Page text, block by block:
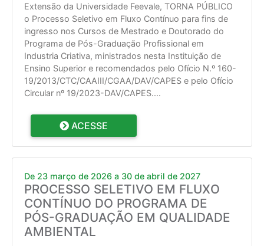
Extensão da Universidade Feevale, TORNA PÚBLICO
o Processo Seletivo em Fluxo Contínuo para fins de
ingresso nos Cursos de Mestrado e Doutorado do
Programa de Pós-Graduação Profissional em
Industria Criativa, ministrados nesta Instituição de
Ensino Superior e recomendados pelo Ofício N.º 160-
19/2013/CTC/CAAIII/CGAA/DAV/CAPES e pelo Ofício
Circular nº 19/2023-DAV/CAPES....
ACESSE
De 23 março de 2026 a 30 de abril de 2027
PROCESSO SELETIVO EM FLUXO
CONTÍNUO DO PROGRAMA DE
PÓS-GRADUAÇÃO EM QUALIDADE
AMBIENTAL